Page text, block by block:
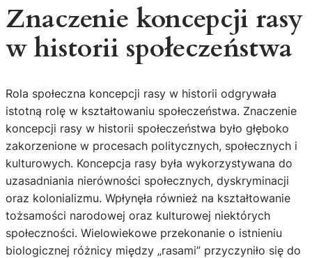
Znaczenie koncepcji rasy
w historii społeczeństwa
Rola społeczna koncepcji rasy w historii odgrywała
istotną rolę w kształtowaniu społeczeństwa. Znaczenie
koncepcji rasy w historii społeczeństwa było głęboko
zakorzenione w procesach politycznych, społecznych i
kulturowych. Koncepcja rasy była wykorzystywana do
uzasadniania nierówności społecznych, dyskryminacji
oraz kolonializmu. Wpłynęła również na kształtowanie
tożsamości narodowej oraz kulturowej niektórych
społeczności. Wielowiekowe przekonanie o istnieniu
biologicznej różnicy między „rasami” przyczyniło się do